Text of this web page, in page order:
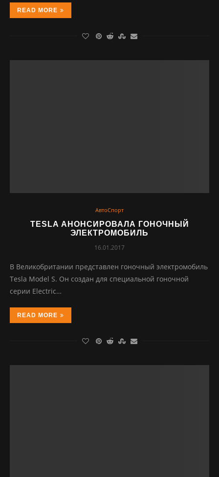
READ MORE
АвтоСпорт
TESLA АНОНСИРОВАЛА ГОНОЧНЫЙ
ЭЛЕКТРОМОБИЛЬ
16.01.2017
В Великобритании представлен гоночный электромобиль
Tesla Model S. Он создан для специальной гоночной
серии Electric…
READ MORE